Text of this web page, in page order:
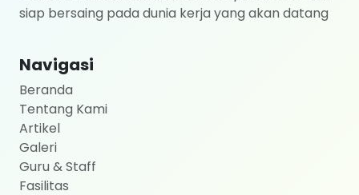
siap bersaing pada dunia kerja yang akan datang
Navigasi
Beranda
Tentang Kami
Artikel
Galeri
Guru & Staff
Fasilitas